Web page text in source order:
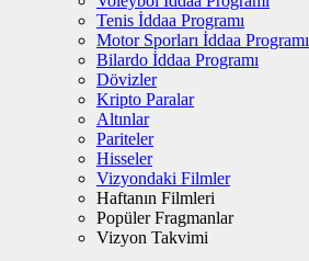
Tenis İddaa Programı
Motor Sporları İddaa Programı
Bilardo İddaa Programı
Dövizler
Kripto Paralar
Altınlar
Pariteler
Hisseler
Vizyondaki Filmler
Haftanın Filmleri
Popüler Fragmanlar
Vizyon Takvimi